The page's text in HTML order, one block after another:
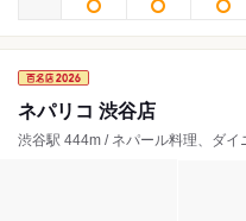
ネパリコ 渋谷店
渋谷駅 444m / ネパール料理、ダイ